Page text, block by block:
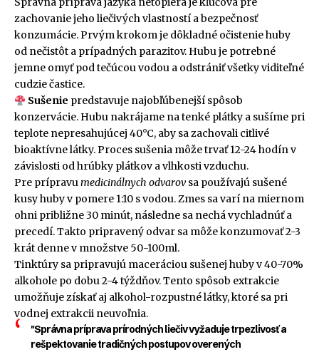
zachovanie jeho liečivých vlastností a bezpečnosť
konzumácie. Prvým krokom je dôkladné očistenie huby
od nečistôt a prípadných parazitov. Hubu je potrebné
jemne omyť pod tečúcou vodou a odstrániť všetky viditeľné
cudzie častice.
Sušenie predstavuje najobľúbenejší spôsob
konzervácie. Hubu nakrájame na tenké plátky a sušíme pri
teplote nepresahujúcej 40°C, aby sa zachovali citlivé
bioaktívne látky. Proces sušenia môže trvať 12-24 hodín v
závislosti od hrúbky plátkov a vlhkosti vzduchu.
Pre prípravumedicinálnych odvarov sa používajú sušené
kusy huby v pomere 1:10 s vodou. Zmes sa varí na miernom
ohni približne 30 minút, následne sa nechá vychladnúť a
precedí. Takto pripravený odvar sa môže konzumovať 2-3
krát denne v množstve 50-100ml.
Tinktúry sa pripravujú maceráciou sušenej huby v 40-70%
alkohole po dobu 2-4 týždňov. Tento spôsob extrakcie
umožňuje získať aj alkohol-rozpustné látky, ktoré sa pri
vodnej extrakcii neuvoľnia.
"Správna príprava prírodných liečiv vyžaduje trpezlivosť a
rešpektovanie tradičných postupov overených